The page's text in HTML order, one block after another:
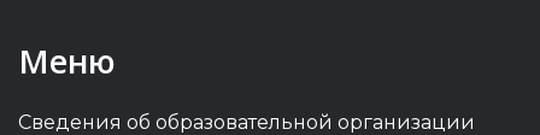
Меню
Сведения об образовательной организации